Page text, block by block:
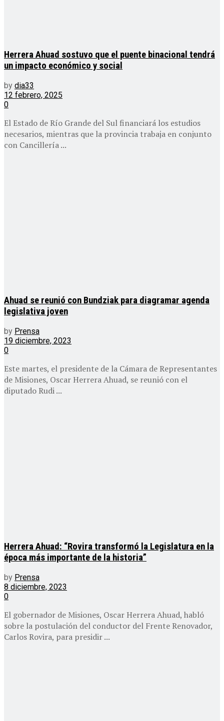
Herrera Ahuad sostuvo que el puente binacional tendrá
un impacto económico y social
by dia33
12 febrero, 2025
0
El Estado de Río Grande del Sul financiará los estudios
necesarios, mientras que la provincia trabaja en conjunto
con Cancillería ...
Ahuad se reunió con Bundziak para diagramar agenda
legislativa joven
by Prensa
19 diciembre, 2023
0
Este martes, el presidente de la Cámara de Representantes
de Misiones, Oscar Herrera Ahuad, se reunió con el
diputado Rudi ...
Herrera Ahuad: “Rovira transformó la Legislatura en la
época más importante de la historia”
by Prensa
8 diciembre, 2023
0
El gobernador de Misiones, Oscar Herrera Ahuad, habló
sobre la postulación del conductor del Frente Renovador,
Carlos Rovira, para presidir ...